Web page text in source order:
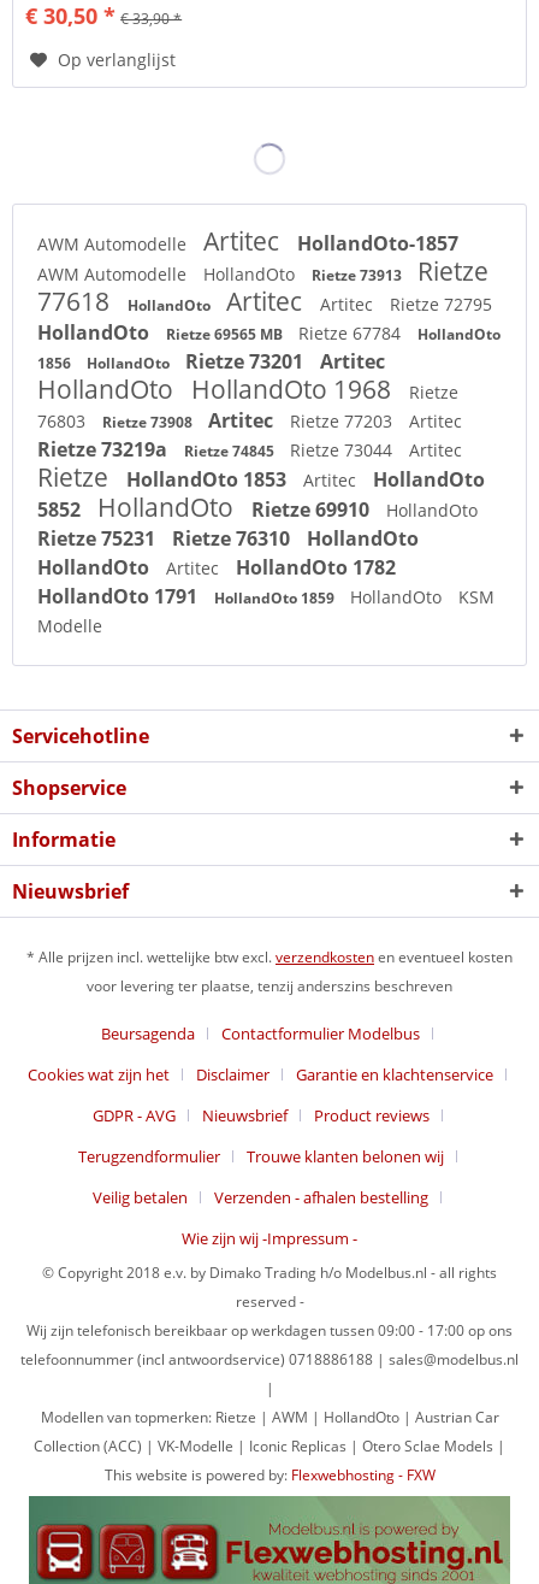
€ 30,50 * € 33,90 *
Op verlanglijst
AWM Automodelle Artitec HollandOto-1857
AWM Automodelle HollandOto Rietze 73913
Rietze
77618
HollandOto Artitec Artitec Rietze 72795
HollandOto Rietze 69565 MB Rietze 67784
HollandOto
1856
HollandOto Rietze 73201 Artitec
HollandOto HollandOto 1968
Rietze
76803
Rietze 73908 Artitec Rietze 77203 Artitec
Rietze 73219a Rietze 74845 Rietze 73044 Artitec
Rietze HollandOto 1853 Artitec
HollandOto
5852
HollandOto Rietze 69910 HollandOto
Rietze 75231 Rietze 76310
HollandOto
HollandOto
Artitec
HollandOto 1782
HollandOto 1791
HollandOto 1859 HollandOto
KSM
Modelle
Servicehotline
Shopservice
Informatie
Nieuwsbrief
* Alle prijzen incl. wettelijke btw excl.verzendkostenen eventueel kosten
voor levering ter plaatse, tenzij anderszins beschreven
Beursagenda
Contactformulier Modelbus
Cookies wat zijn het
Disclaimer
Garantie en klachtenservice
GDPR - AVG
Nieuwsbrief
Product reviews
Terugzendformulier
Trouwe klanten belonen wij
Veilig betalen
Verzenden - afhalen bestelling
Wie zijn wij -Impressum -
© Copyright 2018 e.v. by Dimako Trading h/o Modelbus.nl - all rights
reserved -
Wij zijn telefonisch bereikbaar op werkdagen tussen 09:00 - 17:00 op ons
telefoonnummer (incl antwoordservice) 0718886188 | sales@modelbus.nl
|
Modellen van topmerken: Rietze | AWM | HollandOto | Austrian Car
Collection (ACC) | VK-Modelle | Iconic Replicas | Otero Sclae Models |
This website is powered by: Flexwebhosting - FXW